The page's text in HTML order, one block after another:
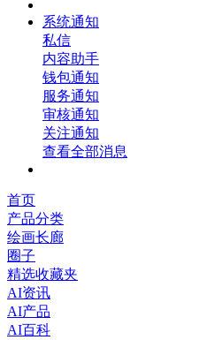
系统通知
私信
内容助手
钱包通知
服务通知
审核通知
关注通知
查看全部消息
首页
产品分类
绘画长廊
圈子
精选收藏夹
AI资讯
AI产品
AI百科